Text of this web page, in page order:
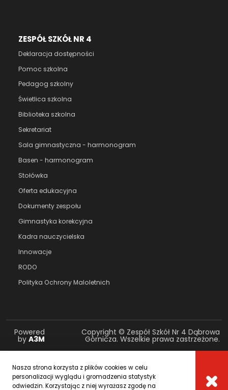
ZESPÓŁ SZKÓŁ NR 4
Deklaracja dostępności
Pomoc szkolna
Pedagog szkolny
Świetlica szkolna
Biblioteka szkolna
Sekretariat
Sala gimnastyczna - harmonogram
Basen - harmonogram
Stołówka
Oferta edukacyjna
Dokumenty zespołu
Gimnastyka korekcyjna
Kadra nauczycielska
Innowacje
RODO
Polityka Ochrony Maloletnich
Powered
byA3M
Copyright © Zespół Szkół Nr 4 Dąbrowa
Górnicza. Wszelkie prawa zastrzeżone.
Nasza strona korzysta z plików cookies w celu
personalizacji wyglądu i gromadzenia statystyk
odwiedzin. Korzystając z niej wyrażasz zgodę na